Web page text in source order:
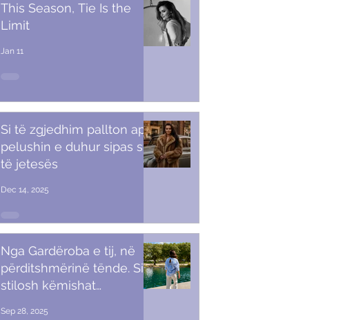
This Season, Tie Is the
Limit
Jan 11
Si të zgjedhim pallton apo
pelushin e duhur sipas stilit
të jetesës
Dec 14, 2025
Nga Gardëroba e tij, në
përditshmërinë tënde. Si t’i
stilosh këmishat
Sep 28, 2025